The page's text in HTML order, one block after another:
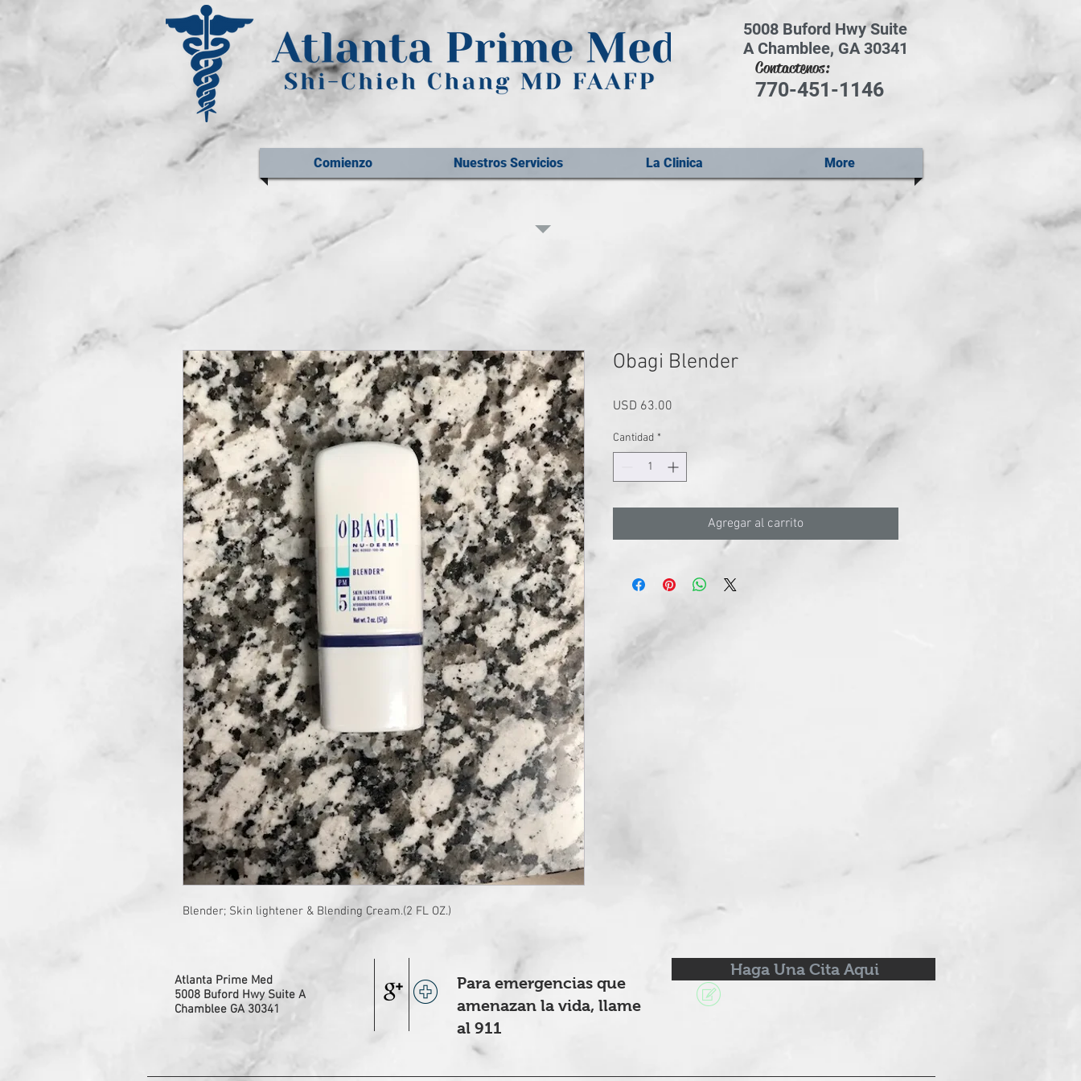
5008 Buford Hwy Suite
A Chamblee, GA 30341
Contactenos:
770-451-1146
Comienzo Nuestros Servicios La Clinica More
Blender; Skin lightener & Blending Cream.(2 FL OZ.)
Obagi Blender
USD 63.00
Cantidad *
Agregar al carrito
Atlanta Prime Med
5008 Buford Hwy Suite A
Chamblee GA 30341
Para emergencias que
amenazan la vida, llame
al 911
Haga Una Cita Aqui